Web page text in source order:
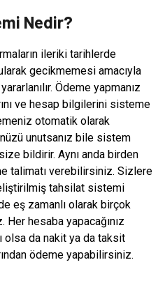
Nedir?
ileriki tarihlerde
gecikmemesi amacıyla
Ödeme yapmanız
ve hesap bilgilerini sisteme
otomatik olarak
unutsanız bile sistem
bildirir. Aynı anda birden
talimatı verebilirsiniz. Sizlere
tahsilat sistemi
eş zamanlı olarak birçok
hesaba yapacağınız
olsa da nakit ya da taksit
ödeme yapabilirsiniz.